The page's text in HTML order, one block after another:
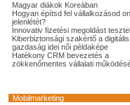
Magyar diákok Koreában
Hogyan építsd fel vállalkozásod
jelenlétét?
Innovativ fizetési megoldást
Kiberbiztonsági szakértő a digitális
gazdaság idei női példaképe
Hatékony CRM bevezetés a
zökkenőmentes vállalati
Mobilmarketing